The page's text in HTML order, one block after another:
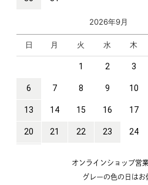
オンラインショップ営
グレーの色の日はお